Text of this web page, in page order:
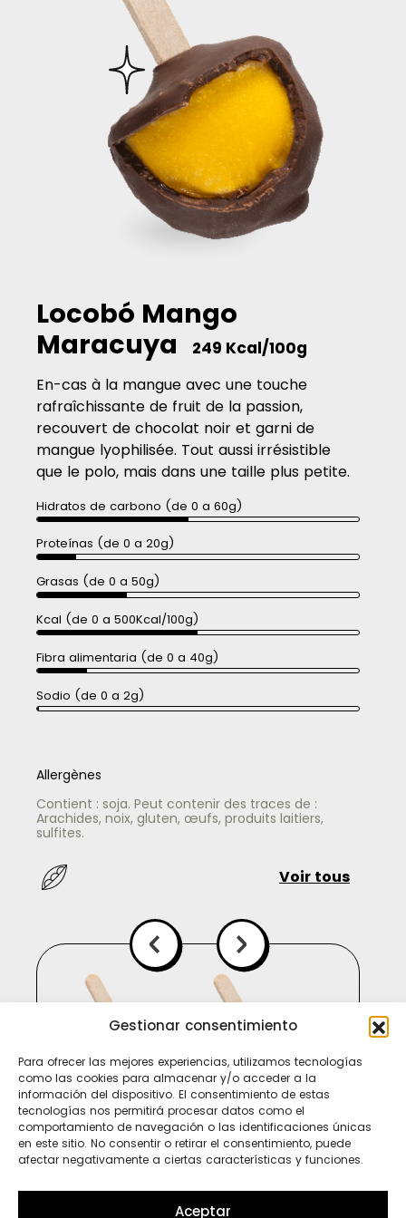
Gestionar consentimiento
Para ofrecer las mejores experiencias, utilizamos tecnologías
como las cookies para almacenar y/o acceder a la
información del dispositivo. El consentimiento de estas
tecnologías nos permitirá procesar datos como el
comportamiento de navegación o las identificaciones únicas
en este sitio. No consentir o retirar el consentimiento, puede
afectar negativamente a ciertas características y funciones.
Aceptar
Locobó Mango
Maracuya
249 Kcal/100g
En-cas à la mangue avec une touche
rafraîchissante de fruit de la passion,
recouvert de chocolat noir et garni de
mangue lyophilisée. Tout aussi irrésistible
que le polo, mais dans une taille plus petite.
Hidratos de carbono (de 0 a 60g)
Proteínas (de 0 a 20g)
Grasas (de 0 a 50g)
Kcal (de 0 a 500Kcal/100g)
Fibra alimentaria (de 0 a 40g)
Sodio (de 0 a 2g)
Allergènes
Contient : soja. Peut contenir des traces de :
Arachides, noix, gluten, œufs, produits laitiers,
sulfites.
Voir tous